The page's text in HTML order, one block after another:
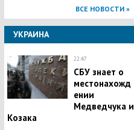
ВСЕ НОВОСТИ »
УКРАИНА
22:47
СБУ знает о
местонахожд
ении
Медведчука и
Козака